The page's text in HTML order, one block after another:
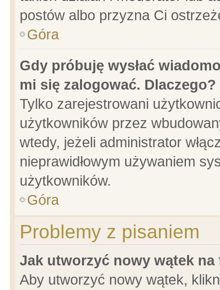
postów albo przyzna Ci
Góra
Gdy próbuję wysłać
mi się zalogować. Dlaczego?
Tylko zarejestrowani
użytkowników przez
wtedy, jeżeli administrator
nieprawidłowym używaniem
użytkowników.
Góra
Problemy z pisaniem
Jak utworzyć nowy wątek na
Aby utworzyć nowy wątek,